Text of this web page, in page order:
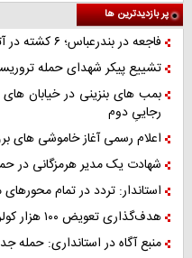
پر بازدیدترین ها
فاجعه در بندرعباس؛ ۶ کشته در آتش‌سوزی منزل مسکونی
تشییع پیکر شهدای حمله
بمب های بنزینی در خیابان
رجاییِ دوم
اعلام رسمی آغاز خاموشی های
شهادت یک مدیر هرمزگانی در
استاندار: تردد در تمام
هدف‌گذاری تعویض ۱۰۰ هزار کولر فرسوده در هرمزگان
منبع آگاه در استانداری: حمله